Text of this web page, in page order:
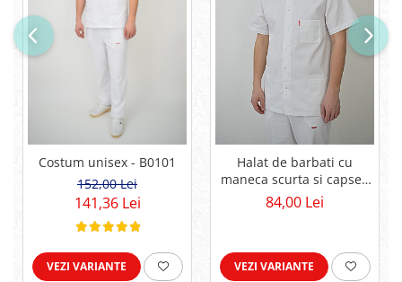
Costum unisex - B0101
152,00 Lei
141,36 Lei
VEZI VARIANTE
Halat de barbati cu
maneca scurta si capse -
C03SMS
84,00 Lei
VEZI VARIANTE